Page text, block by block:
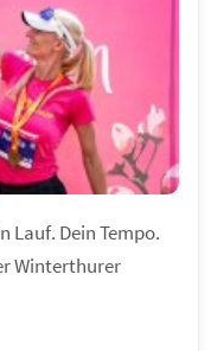
Lauf. Dein Tempo.
Winterthurer